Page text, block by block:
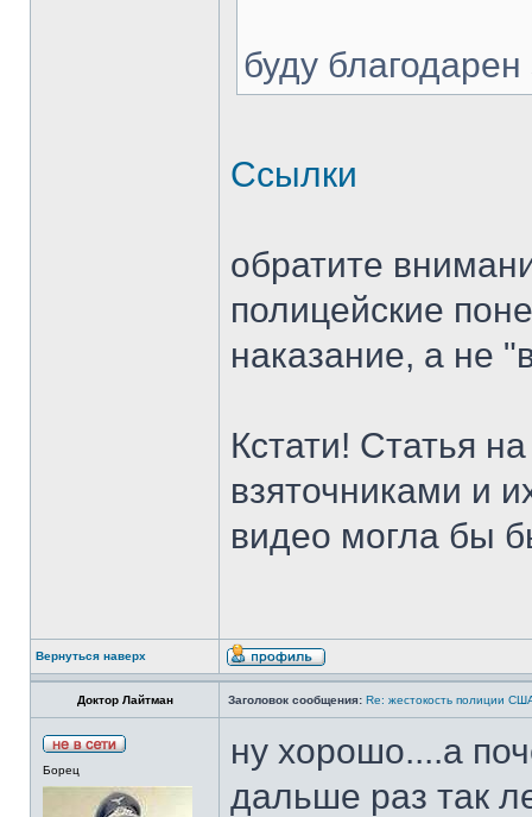
буду
Ссылки
обратите
полицейские
наказание, а не
Кстати! Статья
взяточниками и
видео могла бы
Вернуться наверх
Доктор Лайтман Заголовок сообщения: Re: жестокость полиции
Борец
ну хорошо....а
дальше раз так